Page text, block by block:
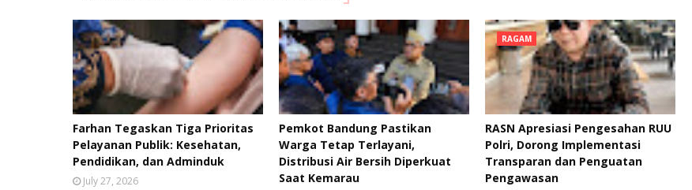
Farhan Tegaskan Tiga Prioritas
Pelayanan Publik: Kesehatan,
Pendidikan, dan Adminduk
July 27, 2026
Pemkot Bandung Pastikan
Warga Tetap Terlayani,
Distribusi Air Bersih Diperkuat
Saat Kemarau
RAGAM
RASN Apresiasi Pengesahan RUU
Polri, Dorong Implementasi
Transparan dan Penguatan
Pengawasan